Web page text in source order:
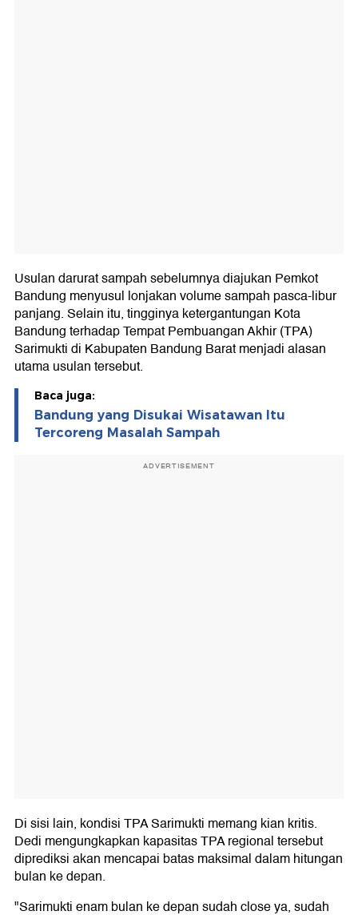
Usulan darurat sampah sebelumnya diajukan Pemkot
Bandung menyusul lonjakan volume sampah pasca-libur
panjang. Selain itu, tingginya ketergantungan Kota
Bandung terhadap Tempat Pembuangan Akhir (TPA)
Sarimukti di Kabupaten Bandung Barat menjadi alasan
utama usulan tersebut.
Baca juga:
Bandung yang Disukai Wisatawan Itu
Tercoreng Masalah Sampah
ADVERTISEMENT
Di sisi lain, kondisi TPA Sarimukti memang kian kritis.
Dedi mengungkapkan kapasitas TPA regional tersebut
diprediksi akan mencapai batas maksimal dalam hitungan
bulan ke depan.
"Sarimukti enam bulan ke depan sudah close ya, sudah